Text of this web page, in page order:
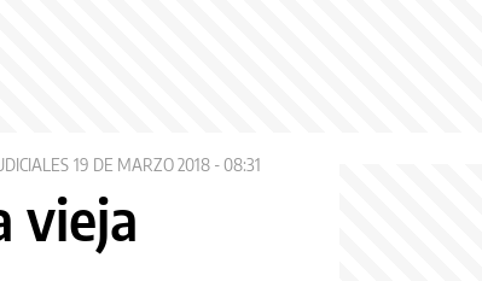
19 DE MARZO 2018 - 08:31
vieja